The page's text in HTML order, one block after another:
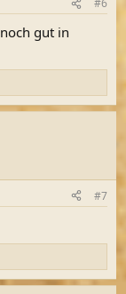
#6
gut in
#7